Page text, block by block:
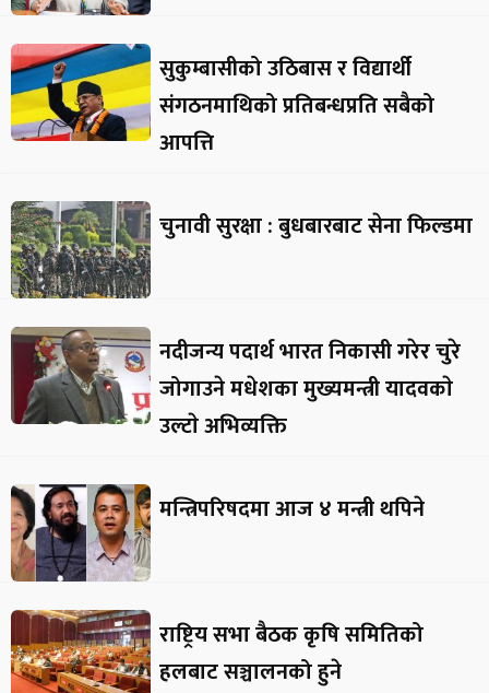
सुकुम्बासीको उठिबास र विद्यार्थी
संगठनमाथिको प्रतिबन्धप्रति सबैको
आपत्ति
चुनावी सुरक्षा : बुधबारबाट सेना फिल्डमा
नदीजन्य पदार्थ भारत निकासी गरेर चुरे
जोगाउने मधेशका मुख्यमन्त्री यादवकाे
उल्टाे अभिव्यक्ति
मन्त्रिपरिषदमा आज ४ मन्त्री थपिने
राष्ट्रिय सभा बैठक कृषि समितिको
हलबाट सञ्चालनको हुने